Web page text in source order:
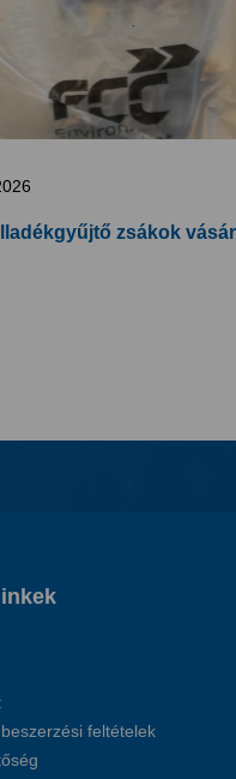
zsákok
feltételek